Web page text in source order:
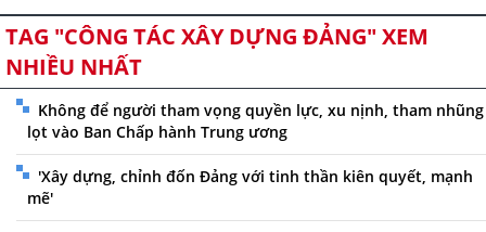
TAG "CÔNG TÁC XÂY DỰNG ĐẢNG" XEM
NHIỀU NHẤT
Không để người tham vọng quyền lực, xu nịnh, tham nhũng
lọt vào Ban Chấp hành Trung ương
'Xây dựng, chỉnh đốn Đảng với tinh thần kiên quyết, mạnh
mẽ'